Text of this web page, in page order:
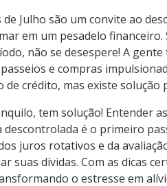
de Julho são um convite ao
em um pesadelo
não se desespere! A
e compras
de crédito, mas existe
tem solução! Entender
descontrolada é o primeiro
juros rotativos e da
suas dívidas. Com as dicas
o estresse em